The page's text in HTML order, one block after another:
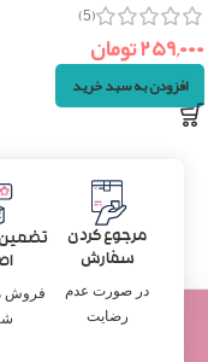
(5)
۲۵۹,۰۰۰تومان
افزودن به سبد خرید
مرجوع کردن
سفارش
در صورت عدم
رضایت
فروش